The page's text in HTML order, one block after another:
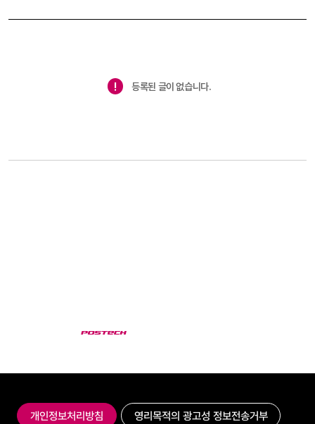
등록된 글이 없습니다.
개인정보처리방침 영리목적의 광고성 정보전송거부